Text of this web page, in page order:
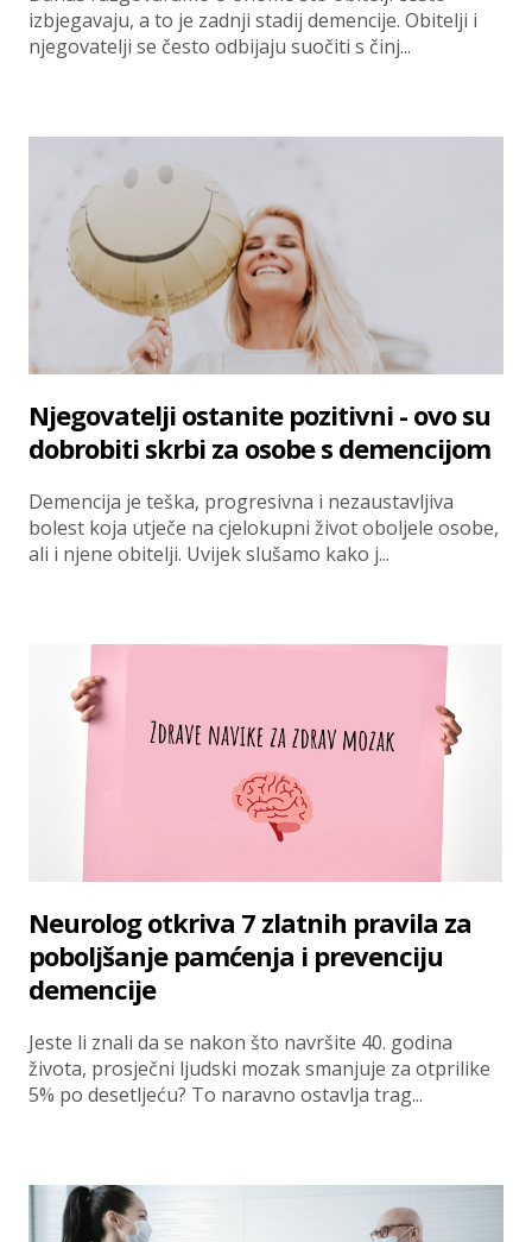
izbjegavaju, a to je zadnji stadij demencije. Obitelji i
njegovatelji se često odbijaju suočiti s činj...
Njegovatelji ostanite pozitivni - ovo su
dobrobiti skrbi za osobe s demencijom
Demencija je teška, progresivna i nezaustavljiva
bolest koja utječe na cjelokupni život oboljele osobe,
ali i njene obitelji. Uvijek slušamo kako j...
Neurolog otkriva 7 zlatnih pravila za
poboljšanje pamćenja i prevenciju
demencije
Jeste li znali da se nakon što navršite 40. godina
života, prosječni ljudski mozak smanjuje za otprilike
5% po desetljeću? To naravno ostavlja trag...